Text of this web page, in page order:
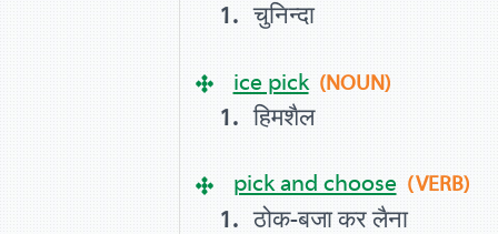
चुनिन्दा
ice pick (NOUN)
हिमशैल
pick and choose (VERB)
ठोक-बजा कर लैना